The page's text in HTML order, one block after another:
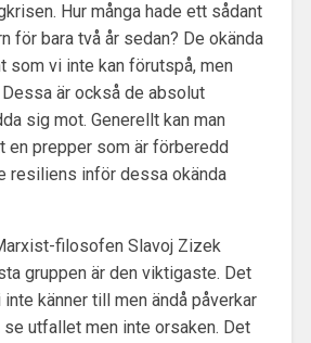
Hur många hade ett sådant
för bara två år sedan? De okända
som vi inte kan förutspå, men
är också de absolut
sig mot. Generellt kan man
en prepper som är förberedd
resiliens inför dessa okända
filosofen Slavoj Zizek
gruppen är den viktigaste. Det
känner till men ändå påverkar
utfallet men inte orsaken. Det